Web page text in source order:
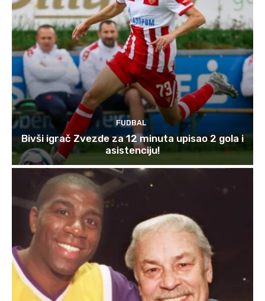
FUDBAL
Bivši igrač Zvezde za 12 minuta upisao 2 gola i
asistenciju!